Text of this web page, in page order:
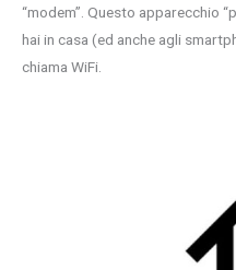
“modem”. Questo apparecchio
hai in casa (ed anche agli
chiama WiFi.